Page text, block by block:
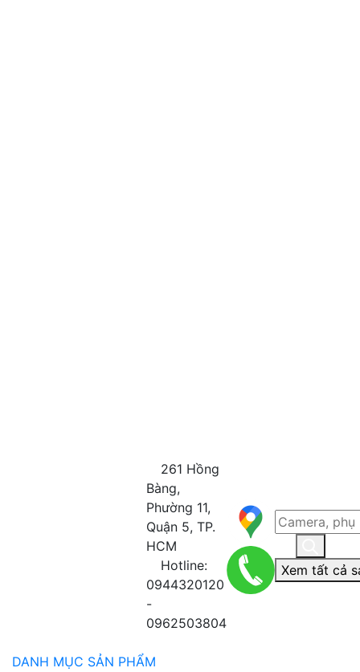
261 Hồng
Bàng,
Phường 11,
Quận 5, TP.
HCM
Hotline:
0944320120
-
0962503804
Xem tất cả
DANH MỤC SẢN PHẨM